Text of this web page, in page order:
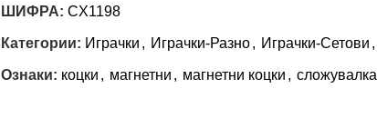
ШИФРА: CX1198
Категории: Играчки , Играчки-Разно, Играчки-Сетови ,
Ознаки: коцки , магнетни , магнетни коцки , сложувалка